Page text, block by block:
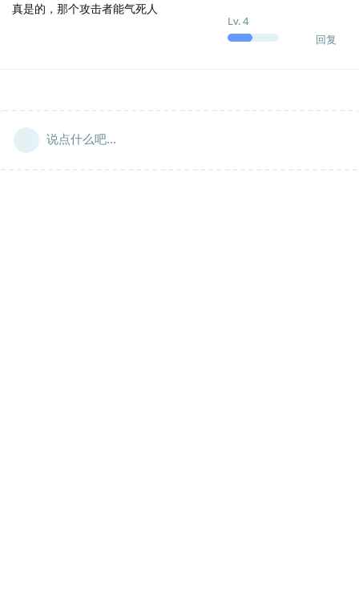
Lv.4
真是的，那个攻击者能气死人
回复
说点什么吧...